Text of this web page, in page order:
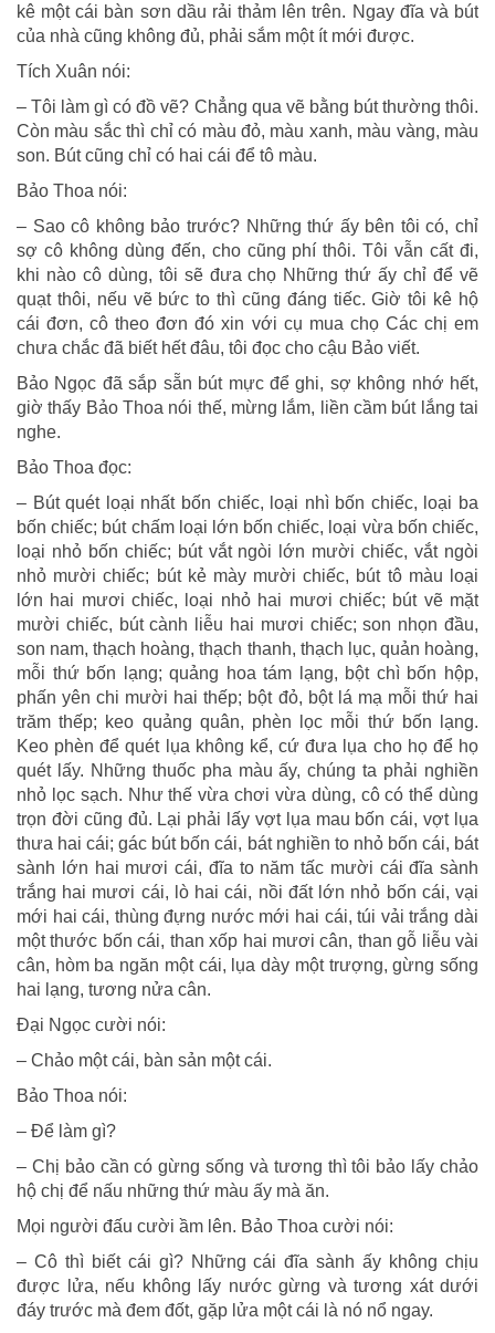
kê một cái bàn sơn dầu rải thảm lên trên. Ngay đĩa và bút
của nhà cũng không đủ, phải sắm một ít mới được.
Tích Xuân nói:
– Tôi làm gì có đồ vẽ? Chẳng qua vẽ bằng bút thường thôi.
Còn màu sắc thì chỉ có màu đỏ, màu xanh, màu vàng, màu
son. Bút cũng chỉ có hai cái để tô màu.
Bảo Thoa nói:
– Sao cô không bảo trước? Những thứ ấy bên tôi có, chỉ
sợ cô không dùng đến, cho cũng phí thôi. Tôi vẫn cất đi,
khi nào cô dùng, tôi sẽ đưa chọ Những thứ ấy chỉ để vẽ
quạt thôi, nếu vẽ bức to thì cũng đáng tiếc. Giờ tôi kê hộ
cái đơn, cô theo đơn đó xin với cụ mua chọ Các chị em
chưa chắc đã biết hết đâu, tôi đọc cho cậu Bảo viết.
Bảo Ngọc đã sắp sẵn bút mực để ghi, sợ không nhớ hết,
giờ thấy Bảo Thoa nói thế, mừng lắm, liền cầm bút lắng tai
nghe.
Bảo Thoa đọc:
– Bút quét loại nhất bốn chiếc, loại nhì bốn chiếc, loại ba
bốn chiếc; bút chấm loại lớn bốn chiếc, loại vừa bốn chiếc,
loại nhỏ bốn chiếc; bút vắt ngòi lớn mười chiếc, vắt ngòi
nhỏ mười chiếc; bút kẻ mày mười chiếc, bút tô màu loại
lớn hai mươi chiếc, loại nhỏ hai mươi chiếc; bút vẽ mặt
mười chiếc, bút cành liễu hai mươi chiếc; son nhọn đầu,
son nam, thạch hoàng, thạch thanh, thạch lục, quản hoàng,
mỗi thứ bốn lạng; quảng hoa tám lạng, bột chì bốn hộp,
phấn yên chi mười hai thếp; bột đỏ, bột lá mạ mỗi thứ hai
trăm thếp; keo quảng quân, phèn lọc mỗi thứ bốn lạng.
Keo phèn để quét lụa không kể, cứ đưa lụa cho họ để họ
quét lấy. Những thuốc pha màu ấy, chúng ta phải nghiền
nhỏ lọc sạch. Như thế vừa chơi vừa dùng, cô có thể dùng
trọn đời cũng đủ. Lại phải lấy vợt lụa mau bốn cái, vợt lụa
thưa hai cái; gác bút bốn cái, bát nghiền to nhỏ bốn cái, bát
sành lớn hai mươi cái, đĩa to năm tấc mười cái đĩa sành
trắng hai mươi cái, lò hai cái, nồi đất lớn nhỏ bốn cái, vại
mới hai cái, thùng đựng nước mới hai cái, túi vải trắng dài
một thước bốn cái, than xốp hai mươi cân, than gỗ liễu vài
cân, hòm ba ngăn một cái, lụa dày một trượng, gừng sống
hai lạng, tương nửa cân.
Đại Ngọc cười nói:
– Chảo một cái, bàn sản một cái.
Bảo Thoa nói:
– Để làm gì?
– Chị bảo cần có gừng sống và tương thì tôi bảo lấy chảo
hộ chị để nấu những thứ màu ấy mà ăn.
Mọi người đấu cười ầm lên. Bảo Thoa cười nói:
– Cô thì biết cái gì? Những cái đĩa sành ấy không chịu
được lửa, nếu không lấy nước gừng và tương xát dưới
đáy trước mà đem đốt, gặp lửa một cái là nó nổ ngay.